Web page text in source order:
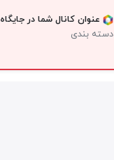
عنوان کانال شما در جایگاه VIP
دسته بندی